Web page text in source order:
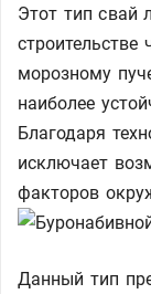
Этот тип свай
морозному
наиболее
Благодаря
исключает
факторов
Данный тип